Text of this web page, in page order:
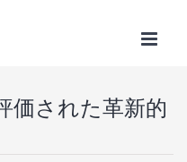
価された革新的